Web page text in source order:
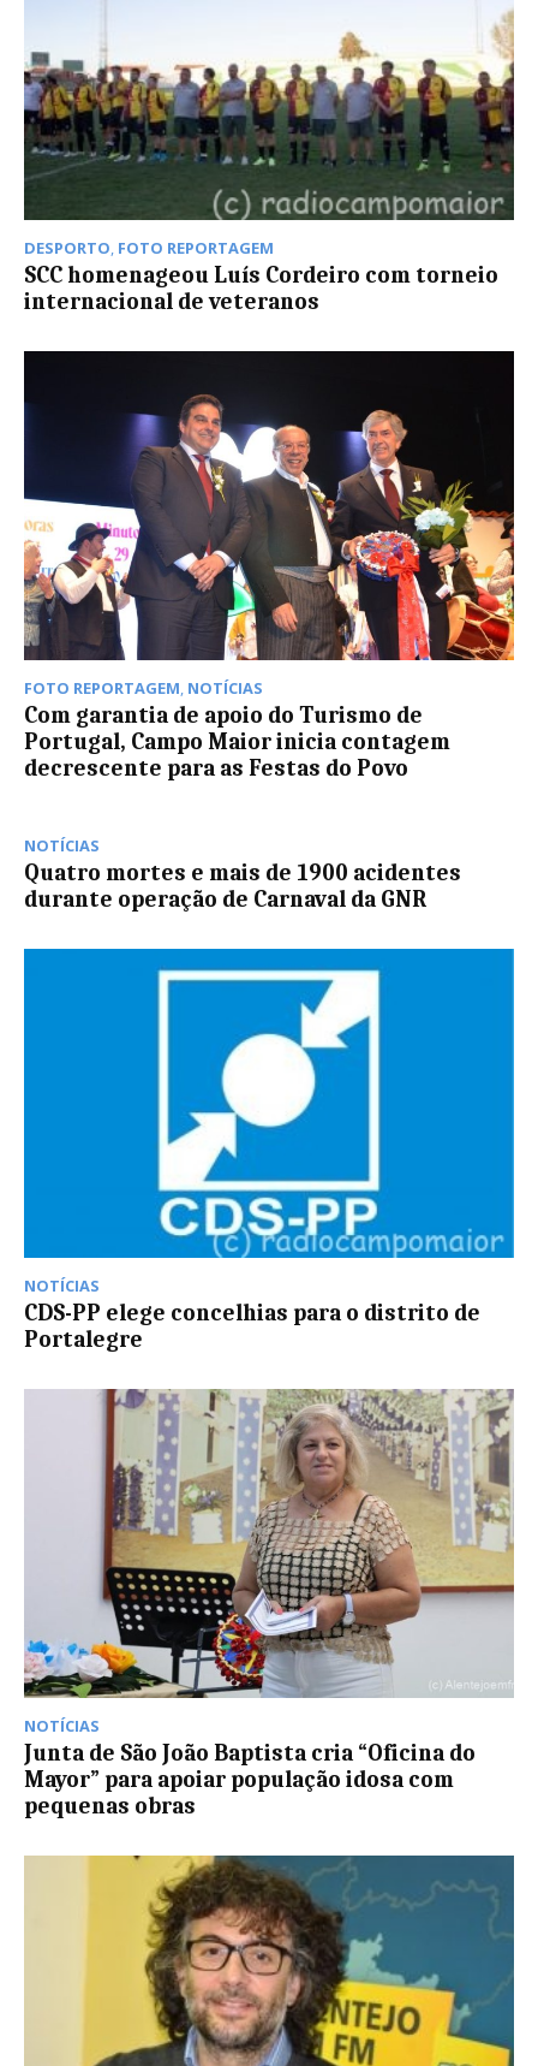
DESPORTO FOTO REPORTAGEM
SCC homenageou Luís Cordeiro com torneio
internacional de veteranos
FOTO REPORTAGEM NOTÍCIAS
Com garantia de apoio do Turismo de
Portugal, Campo Maior inicia contagem
decrescente para as Festas do Povo
NOTÍCIAS
Quatro mortes e mais de 1900 acidentes
durante operação de Carnaval da GNR
NOTÍCIAS
CDS-PP elege concelhias para o distrito de
Portalegre
NOTÍCIAS
Junta de São João Baptista cria “Oficina do
Mayor” para apoiar população idosa com
pequenas obras